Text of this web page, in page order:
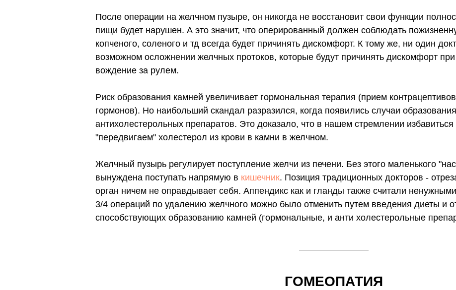
После операции на желчном пузыре, он никогда не восстановит свои функции
пищи будет нарушен. А это значит, что оперированный должен соблюдать
копченого, соленого и тд всегда будет причинять дискомфорт. К тому же, ни один
возможном осложнении желчных протоков, которые будут причинять дискомфорт
вождение за рулем.
Риск образования камней увеличивает гормональная терапия (прием
гормонов). Но наибольший скандал разразился, когда появились случаи
антихолестерольных препаратов. Это доказало, что в нашем стремлении
"передвигаем" холестерол из крови в камни в желчном.
Желчный пузырь регулирует поступление желчи из печени. Без этого маленького
вынуждена поступать напрямую в кишечник. Позиция традиционных докторов -
орган ничем не оправдывает себя. Аппендикс как и гланды также считали
3/4 операций по удалению желчного можно было отменить путем введения диеты и
способствующих образованию камней (гормональные, и анти холестерольные
ГОМЕОПАТИЯ